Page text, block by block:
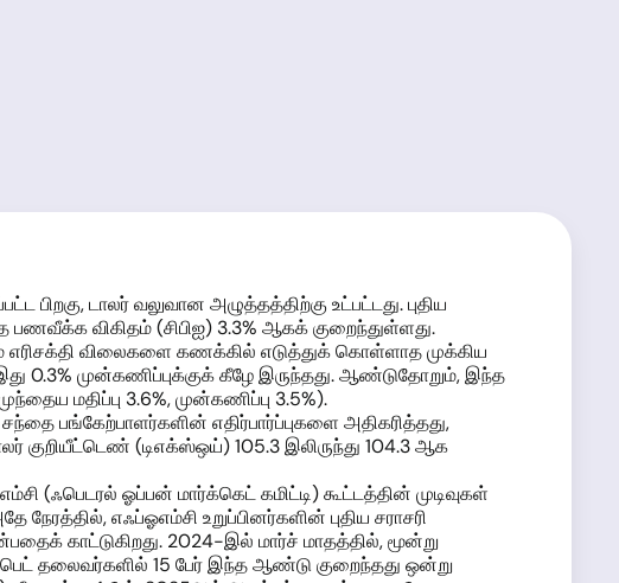
பிறகு, டாலர் வலுவான அழுத்தத்திற்கு உட்பட்டது. புதிய
பணவீக்க விகிதம் (சிபிஐ) 3.3% ஆகக் குறைந்துள்ளது.
எரிசக்தி விலைகளை கணக்கில் எடுத்துக் கொள்ளாத முக்கிய
0.3% முன்கணிப்புக்குக் கீழே இருந்தது. ஆண்டுதோறும், இந்த
மதிப்பு 3.6%, முன்கணிப்பு 3.5%).
பங்கேற்பாளர்களின் எதிர்பார்ப்புகளை அதிகரித்தது,
(டிஎக்ஸ்ஒய்) 105.3 இலிருந்து 104.3 ஆக
(ஃபெடரல் ஓப்பன் மார்க்கெட் கமிட்டி) கூட்டத்தின் முடிவுகள்
எஃப்ஓஎம்சி உறுப்பினர்களின் புதிய சராசரி
காட்டுகிறது. 2024-இல் மார்ச் மாதத்தில், மூன்று
தலைவர்களில் 15 பேர் இந்த ஆண்டு குறைந்தது ஒன்று